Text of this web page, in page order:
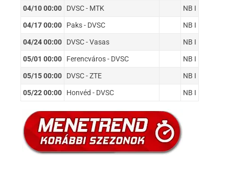
04/10 00:00 DVSC - MTK NB I
04/17 00:00 Paks - DVSC NB I
04/24 00:00 DVSC - Vasas NB I
05/01 00:00 Ferencváros - DVSC NB I
05/15 00:00 DVSC - ZTE NB I
05/22 00:00 Honvéd - DVSC NB I